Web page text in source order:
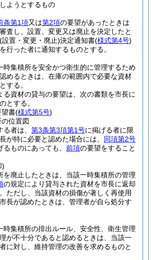
ようとするもの
条第1項又は第2項の要望があったときは
査し、設置、変更又は廃止を決定したと
(設置・変更・廃止)決定通知書(様式第4号)
行った者に通知するものとする。
時集積所を安全かつ衛生的に管理するため
めるときは、在庫の範囲内で必要な資材
する。
る資材の貸与の要望は、次の書類を市長に
とする。
望書(様式第5号)
位置図
者は、 第3条第3項第1号に掲げる者に限
が特に必要と認めた場合には、 同項第2号
るものにあっても、 前項の要望をすること
)
を廃止したときは、当該一時集積所の管理
の規定により貸与された資材を市長に返却
ただし、当該資材の損傷が著しく再使用
長が認めたときは、管理者が自ら処分す
時集積所の排出ルール、安全性、衛生管理
が不十分であると認めるときは、当該一
に対し、維持管理の改善を求めるものと